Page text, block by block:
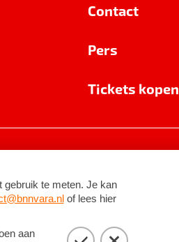
Contact
Pers
Tickets kopen